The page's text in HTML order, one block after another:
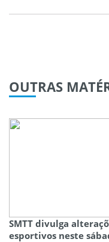
OUTRAS
SMTT divulga
esportivos neste